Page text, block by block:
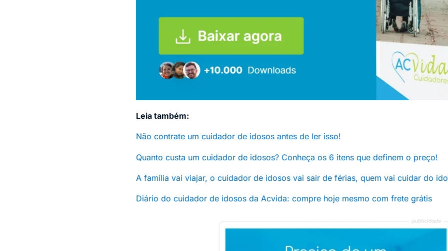
Leia também:
Não contrate um cuidador de idosos antes de ler isso!
Quanto custa um cuidador de idosos? Conheça os 6 itens que definem o preço!
A família vai viajar, o cuidador de idosos vai sair de férias, quem vai cuidar do
Diário do cuidador de idosos da Acvida: compre hoje mesmo com frete grátis